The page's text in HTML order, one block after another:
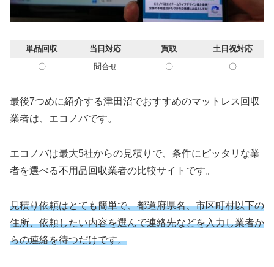
単品回収 当日対応 買取
土日祝対応
〇
問合せ 〇 〇
最後7つめに紹介する津田沼でおすすめのマットレス回収
業者は、エコノバです。
エコノバは最大5社からの見積りで、条件にピッタリな業
者を選べる不用品回収業者の比較サイトです。
見積り依頼はとても簡単で、都道府県名、市区町村以下の
住所、依頼したい内容を選んで連絡先などを入力し業者か
らの連絡を待つだけです。